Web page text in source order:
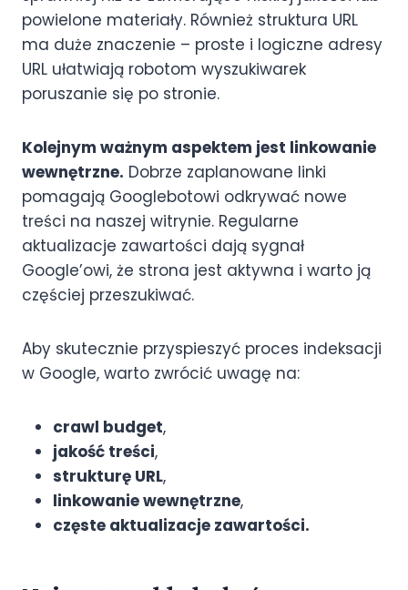
powielone materiały. Również struktura URL
ma duże znaczenie – proste i logiczne adresy
URL ułatwiają robotom wyszukiwarek
poruszanie się po stronie.
Kolejnym ważnym aspektem jest linkowanie
wewnętrzne. Dobrze zaplanowane linki
pomagają Googlebotowi odkrywać nowe
treści na naszej witrynie. Regularne
aktualizacje zawartości dają sygnał
Google’owi, że strona jest aktywna i warto ją
częściej przeszukiwać.
Aby skutecznie przyspieszyć proces indeksacji
w Google, warto zwrócić uwagę na:
crawl budget,
jakość treści,
strukturę URL,
linkowanie wewnętrzne,
częste aktualizacje zawartości.